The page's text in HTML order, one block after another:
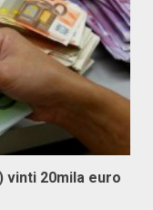
vinti 20mila euro